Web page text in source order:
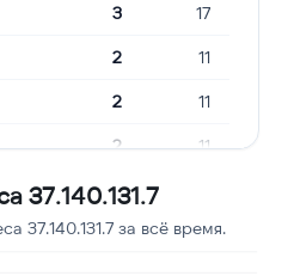
3 17
2 11
2 11
2 11
1
1 6
37.140.131.7
37.140.131.7 за всё время.